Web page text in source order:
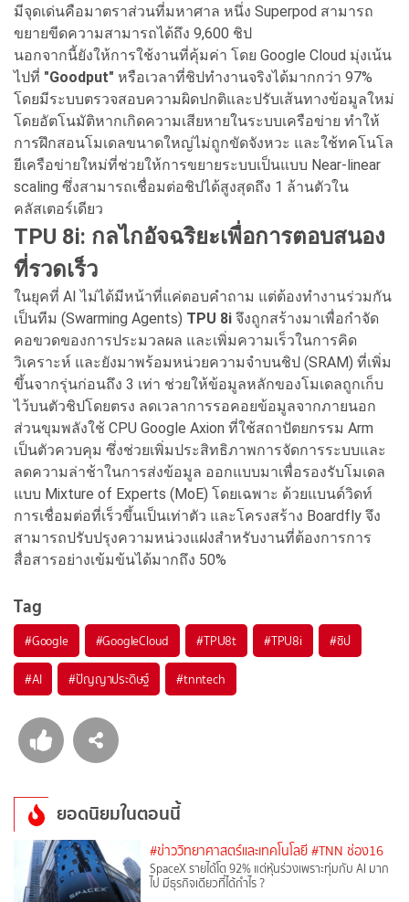
มีจุดเด่นคือมาตราส่วนที่มหาศาล หนึ่ง Superpod สามารถ
ขยายขีดความสามารถได้ถึง 9,600 ชิป
นอกจากนี้ยังให้การใช้งานที่คุ้มค่า โดย Google Cloud มุ่งเน้น
ไปที่ "Goodput" หรือเวลาที่ชิปทำงานจริงได้มากกว่า 97%
โดยมีระบบตรวจสอบความผิดปกติและปรับเส้นทางข้อมูลใหม่
โดยอัตโนมัติหากเกิดความเสียหายในระบบเครือข่าย ทำให้
การฝึกสอนโมเดลขนาดใหญ่ไม่ถูกขัดจังหวะ และใช้ทคโนโล
ยีเครือข่ายใหม่ที่ช่วยให้การขยายระบบเป็นแบบ Near-linear
scaling ซึ่งสามารถเชื่อมต่อชิปได้สูงสุดถึง 1 ล้านตัวใน
คลัสเตอร์เดียว
TPU 8i: กลไกอัจฉริยะเพื่อการตอบสนอง
ที่รวดเร็ว
ในยุคที่ AI ไม่ได้มีหน้าที่แค่ตอบคำถาม แต่ต้องทำงานร่วมกัน
เป็นทีม (Swarming Agents) TPU 8i จึงถูกสร้างมาเพื่อกำจัด
คอขวดของการประมวลผล และเพิ่มความเร็วในการคิด
วิเคราะห์ และยังมาพร้อมหน่วยความจำบนชิป (SRAM) ที่เพิ่ม
ขึ้นจากรุ่นก่อนถึง 3 เท่า ช่วยให้ข้อมูลหลักของโมเดลถูกเก็บ
ไว้บนตัวชิปโดยตรง ลดเวลาการรอคอยข้อมูลจากภายนอก
ส่วนขุมพลังใช้ CPU Google Axion ที่ใช้สถาปัตยกรรม Arm
เป็นตัวควบคุม ซึ่งช่วยเพิ่มประสิทธิภาพการจัดการระบบและ
ลดความล่าช้าในการส่งข้อมูล ออกแบบมาเพื่อรองรับโมเดล
แบบ Mixture of Experts (MoE) โดยเฉพาะ ด้วยแบนด์วิดท์
การเชื่อมต่อที่เร็วขึ้นเป็นเท่าตัว และโครงสร้าง Boardfly จึง
สามารถปรับปรุงความหน่วงแฝงสำหรับงานที่ต้องการการ
สื่อสารอย่างเข้มข้นได้มากถึง 50%
Tag
#Google #GoogleCloud #TPU8t #TPU8i #ซิป
#AI #ปัญญาประดิษฐ์ #tnntech
ยอดนิยมในตอนนี้
#ข่าววิทยาศาสตร์และเทคโนโลยี #TNN ช่อง16
SpaceX รายได้โต 92% แต่หุ้นร่วงเพราะทุ่มกับ AI มาก
ไป มีธุรกิจเดียวที่ได้กำไร ?